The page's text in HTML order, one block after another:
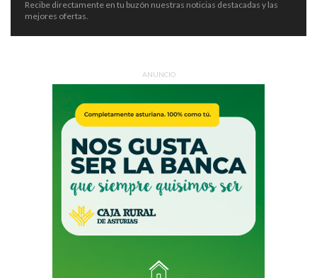
Recibe directamente en tu buzón nuestras noticias destacadas y las
mejores ofertas.
ANUNCIO